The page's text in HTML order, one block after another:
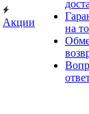
Акции
на